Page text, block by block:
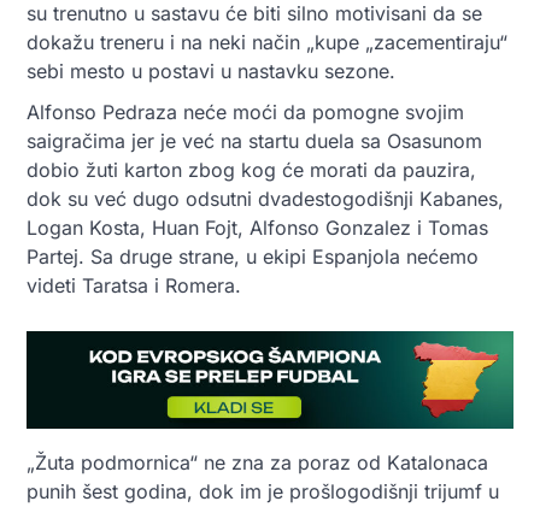
su trenutno u sastavu će biti silno motivisani da se
dokažu treneru i na neki način „kupe „zacementiraju“
sebi mesto u postavi u nastavku sezone.
Alfonso Pedraza neće moći da pomogne svojim
saigračima jer je već na startu duela sa Osasunom
dobio žuti karton zbog kog će morati da pauzira,
dok su već dugo odsutni dvadestogodišnji Kabanes,
Logan Kosta, Huan Fojt, Alfonso Gonzalez i Tomas
Partej. Sa druge strane, u ekipi Espanjola nećemo
videti Taratsa i Romera.
„Žuta podmornica“ ne zna za poraz od Katalonaca
punih šest godina, dok im je prošlogodišnji trijumf u